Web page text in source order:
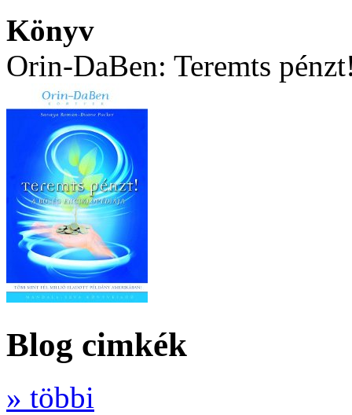
Könyv
Orin-DaBen: Teremts
Blog cimkék
» többi